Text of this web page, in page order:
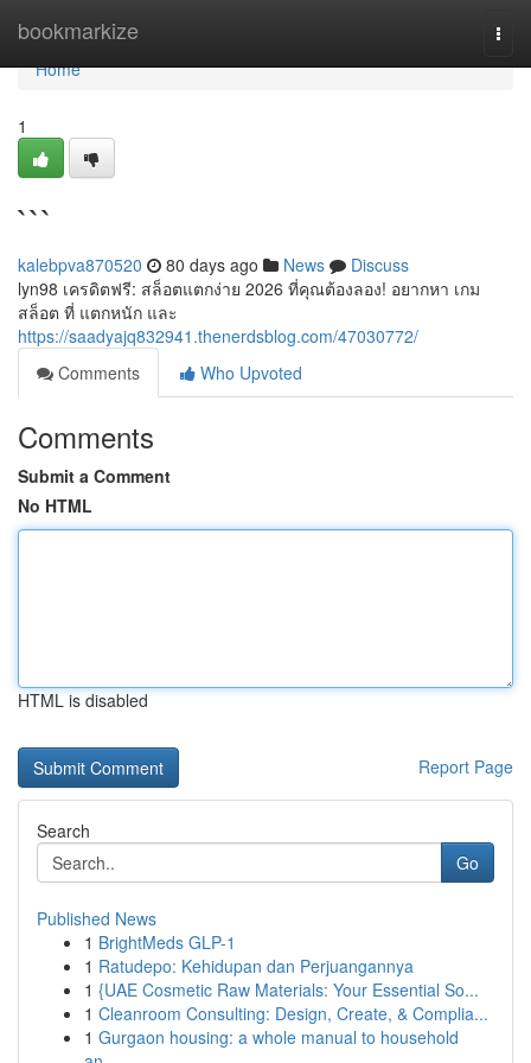
bookmarkize
Home
Home
1
```
kalebpva870520 80 days ago News
Discuss
lyn98 เครดิตฟรี: สล็อตแตกง่าย 2026 ที่คุณต้องลอง! อยากหา เกม
สล็อต ที่ แตกหนัก และ
https://saadyajq832941.thenerdsblog.com/47030772/
Comments
Who Upvoted
Comments
Submit a Comment
No HTML
HTML is disabled
Report Page
Search
Go
Published News
1 BrightMeds GLP-1
1 Ratudepo: Kehidupan dan Perjuangannya
1 {UAE Cosmetic Raw Materials: Your Essential So...
1 Cleanroom Consulting: Design, Create, & Complia...
1 Gurgaon housing: a whole manual to household